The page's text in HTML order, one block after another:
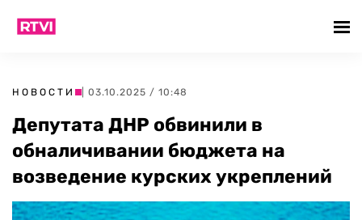
НОВОСТИ | 03.10.2025 / 10:48
Депутата ДНР обвинили в
обналичивании бюджета на
возведение курских укреплений